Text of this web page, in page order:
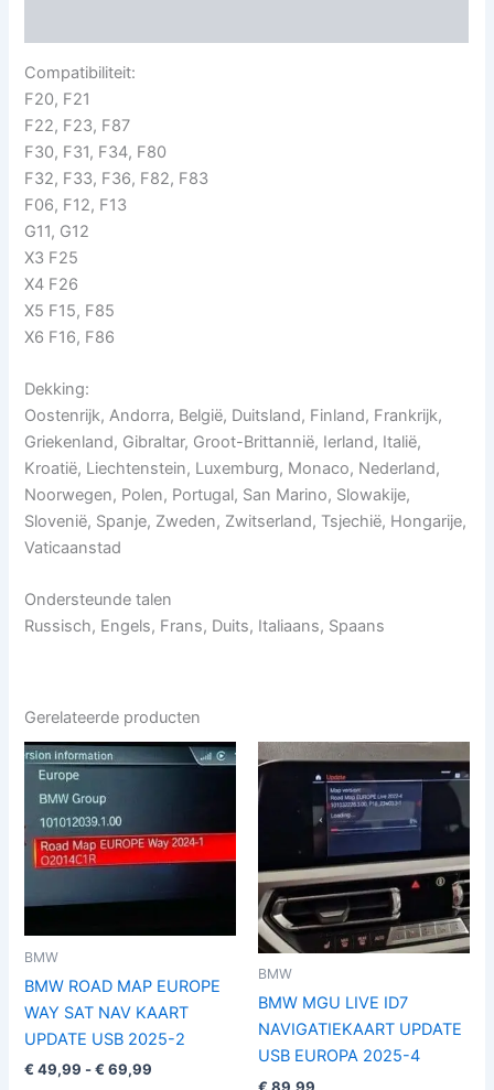
Compatibiliteit:
F20, F21
F22, F23, F87
F30, F31, F34, F80
F32, F33, F36, F82, F83
F06, F12, F13
G11, G12
X3 F25
X4 F26
X5 F15, F85
X6 F16, F86
Dekking:
Oostenrijk, Andorra, België, Duitsland, Finland, Frankrijk,
Griekenland, Gibraltar, Groot-Brittannië, Ierland, Italië,
Kroatië, Liechtenstein, Luxemburg, Monaco, Nederland,
Noorwegen, Polen, Portugal, San Marino, Slowakije,
Slovenië, Spanje, Zweden, Zwitserland, Tsjechië, Hongarije,
Vaticaanstad
Ondersteunde talen
Russisch, Engels, Frans, Duits, Italiaans, Spaans
Gerelateerde producten
BMW
BMW ROAD MAP EUROPE
WAY SAT NAV KAART
UPDATE USB 2025-2
€ 49,99 - € 69,99
Prijsklasse:
€ 49,99
Dit
product
meerdere
variaties.
kan
gekozen
worden
BMW
BMW MGU LIVE ID7
NAVIGATIEKAART UPDATE
USB EUROPA 2025-4
€ 89,99